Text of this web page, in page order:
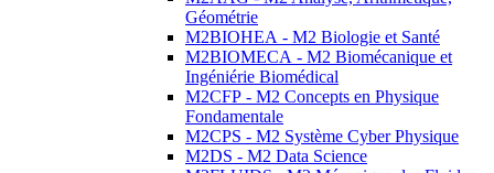
Géométrie
M2BIOHEA - M2 Biologie et Santé
M2BIOMECA - M2 Biomécanique et
Ingéniérie Biomédical
M2CFP - M2 Concepts en Physique
Fondamentale
M2CPS - M2 Système Cyber Physique
M2DS - M2 Data Science